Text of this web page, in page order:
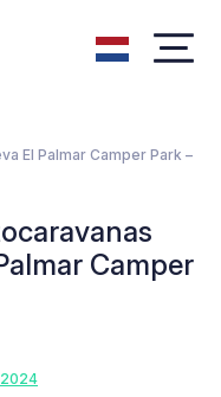
El Palmar Camper Park –
Camper